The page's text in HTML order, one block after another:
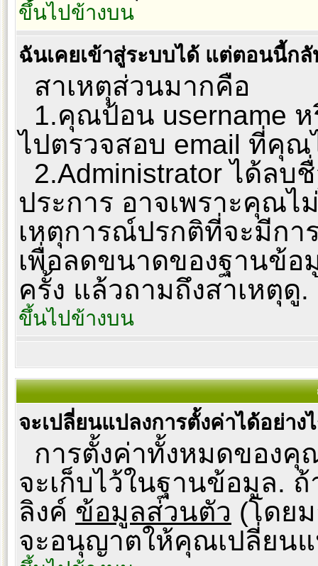
ขึ้นไปข้างบน
ฉันเคยเข้าสู่ระบบได้ แต่ตอนนี้กลั
สาเหตุส่วนมากคือ
1.คุณป้อน username
ไปตรวจสอบ email ที่คุ
2.Administrator ได้ล
ประการ อาจเพราะคุณไ
เหตุการณ์ปรกติที่จะมีกา
เพื่อลดขนาดของฐานข้
ครั้ง แล้วถามถึงสาเหตุดู.
ขึ้นไปข้างบน
จะเปลี่ยนแปลงการตั้งค่าได้อย่าง
การตั้งค่าทั้งหมดของ
จะเก็บไว้ในฐานข้อมูล.
ลิงค์ ข้อมูลส่วนตัว (โดย
จะอนุญาตให้คุณเปลี่ยนแ